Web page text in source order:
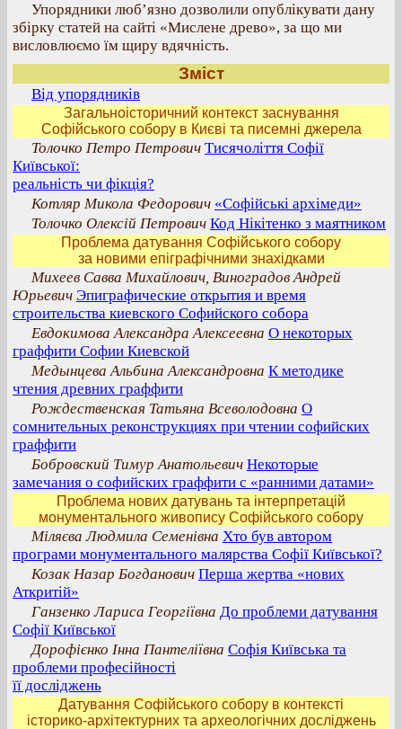
Упорядники люб’язно дозволили опублікувати дану
збірку статей на сайті «Мислене древо», за що ми
висловлюємо їм щиру вдячність.
Зміст
Від упорядників
Загальноісторичний контекст заснування
Софійського собору в Києві та писемні джерела
Толочко Петро Петрович Тисячоліття Софії
Київської:
реальність чи фікція?
Котляр Микола Федорович «Софійські архімеди»
Толочко Олексій Петрович Код Нікітенко з маятником
Проблема датування Софійського собору
за новими епіграфічними знахідками
Михеев Савва Михайлович, Виноградов Андрей
Юрьевич Эпиграфические открытия и время
строительства киевского Софийского собора
Евдокимова Александра Алексеевна О некоторых
граффити Софии Киевской
Медынцева Альбина Александровна К методике
чтения древних граффити
Рождественская Татьяна Всеволодовна О
сомнительных реконструкциях при чтении софийских
граффити
Бобровский Тимур Анатольевич Некоторые
замечания о софийских граффити с «ранними датами»
Проблема нових датувань та інтерпретацій
монументального живопису Софійського собору
Міляєва Людмила Семенівна Хто був автором
програми монументального малярства Софії Київської?
Козак Назар Богданович Перша жертва «нових
Аткритій»
Ганзенко Лариса Георгіївна До проблеми датування
Софії Київської
Дорофієнко Інна Пантеліївна Софія Київська та
проблеми професійності
її досліджень
Датування Софійського собору в контексті
історико-архітектурних та археологічних досліджень